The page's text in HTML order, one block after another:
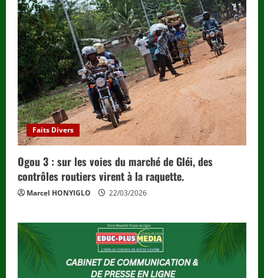
Faits Divers
Ogou 3 : sur les voies du marché de Gléi, des
contrôles routiers virent à la raquette.
Marcel HONYIGLO 22/03/2026